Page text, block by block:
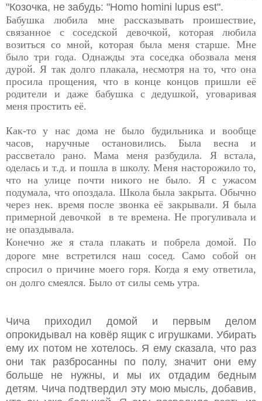
"Козочка, не забудь: "Homo homini lupus est".
Бабушка любила мне рассказывать проишествие,
связанное с соседской девочкой, которая любила
возиться со мной, которая была меня старше. Мне
было три года. Однажды эта соседка обозвала меня
дурой. Я так долго плакала, несмотря на то, что она
просила прощения, что в конце концов пришли её
родители и даже бабушка с дедушкой, уговаривая
меня простить её.
Как-то у нас дома не было будильника и вообще
часов, наручные остановились. Была весна и
рассветало рано. Мама меня разбудила. Я встала,
оделась и т.д. и пошла в школу. Меня насторожило то,
что на улице почти никого не было. Я с ужасом
подумала, что опоздала. Школа была закрыта. Обычно
через нек. время после звонка её закрывали. Я была
примерной девочкой в те времена. Не прогуливала и
не опаздывала.
Конечно же я стала плакать и побрела домой. По
дороге мне встретился наш сосед.Само собой он
спросил о причине моего горя. Когда я ему ответила,
он долго смеялся. Было от силы семь утра.
Чича приходил домой и первым делом
опрокидывал на ковёр ящик с игрушками. Убирать
ему их потом не хотелось. Я ему сказала, что раз
они так разбросанны по полу, значит они ему
больше не нужны, и мы их отдадим бедным
детям. Чича подтвердил эту мою мысль, добавив,